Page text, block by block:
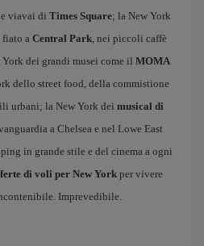
viavai di Times Square; la New York
fiato a Central Park, nei piccoli caffè
dei grandi musei come il MOMA
dello street food, della commistione
urbani; la New York dei musical di
a Chelsea e nel Lowe East
in grande stile e del cinema a ogni
di voli per New York per vivere
Imprevedibile.